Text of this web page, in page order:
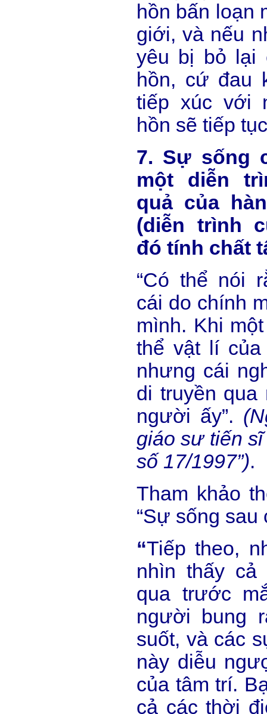
hồn bấn loạn
giới, và nếu
yêu bị bỏ lại
hồn, cứ đau
tiếp xúc với
hồn sẽ tiếp
7. Sự sống
một diễn
quả của
(diễn trình
đó tính chất
“Có thể nói
cái do chính
mình. Khi
thể vật lí
nhưng cái
di truyền qua
người ấy”.
giáo sư tiến
số 17/1997”).
Tham khảo
“Sự sống sau
“Tiếp theo,
nhìn thấy cả
qua trước
người bung
suốt, và các
này diễu
của tâm trí.
cả các thời